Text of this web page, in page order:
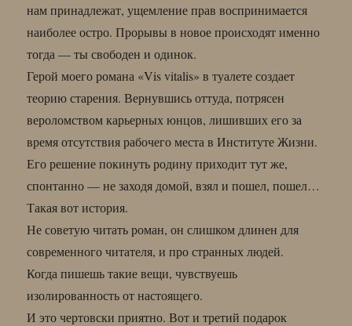
нам принадлежат, ущемление прав воспринимается
наиболее остро. Прорывы в новое происходят именно
тогда — ты свободен и одинок.
Герой моего романа «Vis vitalis» в туалете создает
теорию старения. Вернувшись оттуда, потрясен
вероломством карьерных юнцов, лишивших его за
время отсутствия рабочего места в Институте Жизни.
Его решение покинуть родину приходит тут же,
спонтанно — не заходя домой, взял и пошел, пошел…
Такая вот история.
Не советую читать роман, он слишком длинен для
современного читателя, и про странных людей.
Когда пишешь такие вещи, чувствуешь
изолированность от настоящего.
И это чертовски приятно. Вот и третий подарок